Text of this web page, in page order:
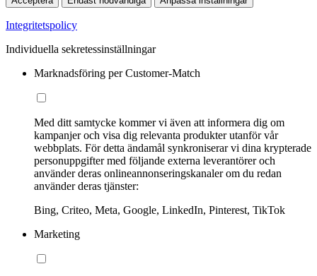
Integritetspolicy
Individuella sekretessinställningar
Marknadsföring per Customer-Match
Med ditt samtycke kommer vi även att informera dig om
kampanjer och visa dig relevanta produkter utanför vår
webbplats. För detta ändamål synkroniserar vi dina krypterade
personuppgifter med följande externa leverantörer och
använder deras onlineannonseringskanaler om du redan
använder deras tjänster:
Bing, Criteo, Meta, Google, LinkedIn, Pinterest, TikTok
Marketing